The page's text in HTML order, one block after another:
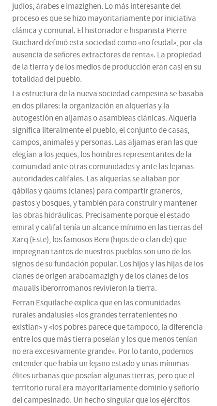
judíos, árabes e imazighen. Lo más interesante del
proceso es que se hizo mayoritariamente por iniciativa
clánica y comunal. El historiador e hispanista Pierre
Guichard definió esta sociedad como «no feudal», por «la
ausencia de señores extractores de renta». La propiedad
de la tierra y de los medios de producción eran casi en su
totalidad del pueblo.
La estructura de la nueva sociedad campesina se basaba
en dos pilares: la organización en alquerías y la
autogestión en aljamas o asambleas clánicas. Alquería
significa literalmente el pueblo, el conjunto de casas,
campos, animales y personas. Las aljamas eran las que
elegían a los jeques, los hombres representantes de la
comunidad ante otras comunidades y ante las lejanas
autoridades califales. Las alquerías se aliaban por
qábilas y qaums (clanes) para compartir graneros,
pastos y bosques, y también para construir y mantener
las obras hidráulicas. Precisamente porque el estado
emiral y califal tenía un alcance mínimo en las tierras del
Xarq (Este), los famosos Beni (hijos de o clan de) que
impregnan tantos de nuestros pueblos son uno de los
signos de su fundación popular. Los hijos y las hijas de los
clanes de origen araboamazigh y de los clanes de los
maualis iberorromanos revivieron la tierra.
Ferran Esquilache explica que en las comunidades
rurales andalusíes «los grandes terratenientes no
existían» y «los pobres parece que tampoco, la diferencia
entre los que más tierra poseían y los que menos tenían
no era excesivamente grande». Por lo tanto, podemos
entender que había un lejano estado y unas mínimas
élites urbanas que poseían algunas tierras, pero que el
territorio rural era mayoritariamente dominio y señorío
del campesinado. Un hecho singular que los ejércitos